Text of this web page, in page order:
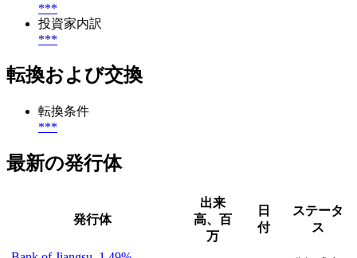
***
投資家内訳
***
転換および交換
転換条件
***
最新の発行体
発行体
出来
高、百
万
日
付
ステータ
ス